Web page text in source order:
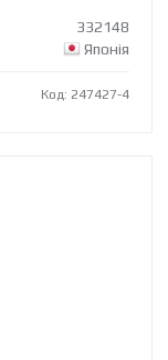
332148
Японія
Код: 247427-4